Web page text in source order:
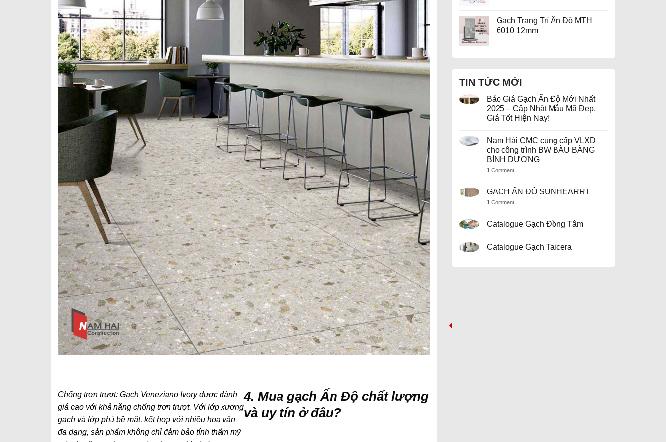
Gạch Trang Trí Ấn Độ MTH
6010 12mm
TIN TỨC MỚI
Báo Giá Gạch Ấn Độ Mới Nhất
2025 – Cập Nhật Mẫu Mã Đẹp,
Giá Tốt Hiện Nay!
Nam Hải CMC cung cấp VLXD
cho công trình BW BÀU BÀNG
BÌNH DƯƠNG
1 Comment
GẠCH ẤN ĐỘ SUNHEARRT
1 Comment
Catalogue Gạch Đồng Tâm
Catalogue Gạch Taicera
Chống trơn trượt: Gạch Veneziano Ivory được đánh
giá cao với khả năng chống trơn trượt. Với lớp xương
gạch và lớp phủ bề mặt, kết hợp với nhiều hoa văn
đa dạng, sản phẩm không chỉ đảm bảo tính thẩm mỹ
4. Mua gạch Ấn Độ chất lượng
và uy tín ở đâu?